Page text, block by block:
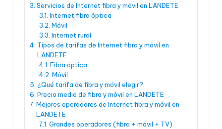
Servicios de Internet fibra y móvil en LANDETE
Internet fibra óptica
Móvil
Internet rural
Tipos de tarifas de Internet fibra y móvil en
LANDETE
Fibra óptica
Móvil
¿Qué tarifa de fibra y móvil elegir?
Precio medio de fibra y móvil en LANDETE
Mejores operadores de Internet fibra y móvil en
LANDETE
Grandes operadores (fibra + móvil + TV)